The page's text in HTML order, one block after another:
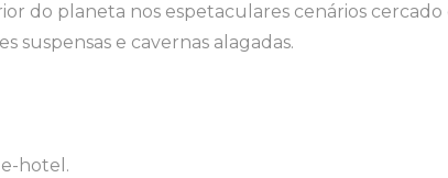
do planeta nos espetaculares cenários
suspensas e cavernas alagadas.
hotel.